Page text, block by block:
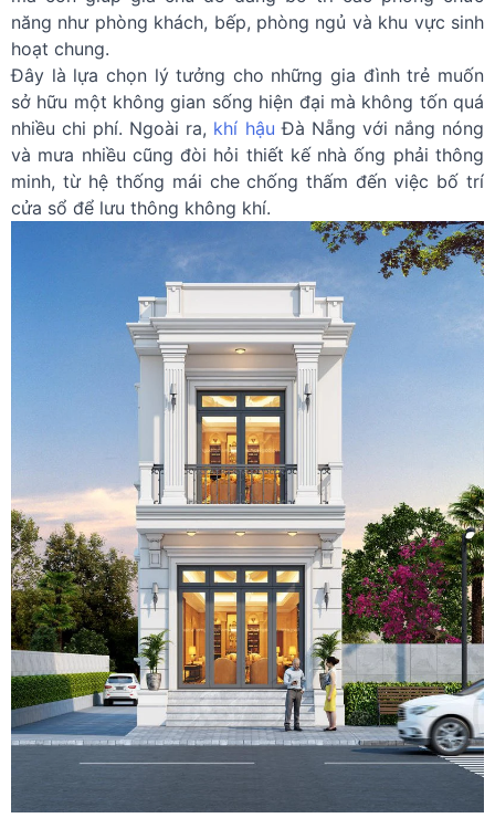
năng như phòng khách, bếp, phòng ngủ và khu vực sinh
hoạt chung.
Đây là lựa chọn lý tưởng cho những gia đình trẻ muốn
sở hữu một không gian sống hiện đại mà không tốn quá
nhiều chi phí. Ngoài ra, khí hậu Đà Nẵng với nắng nóng
và mưa nhiều cũng đòi hỏi thiết kế nhà ống phải thông
minh, từ hệ thống mái che chống thấm đến việc bố trí
cửa sổ để lưu thông không khí.